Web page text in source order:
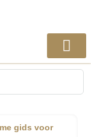
gids voor